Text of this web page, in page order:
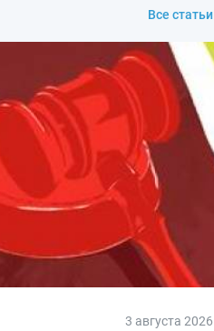
Все статьи
3 августа 2026